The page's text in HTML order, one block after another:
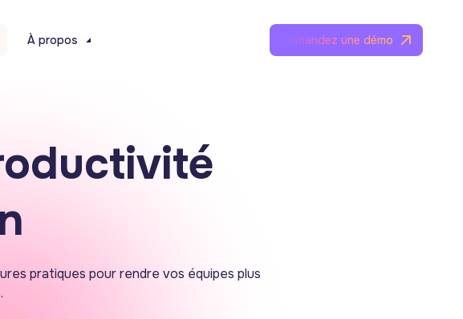
À propos Demandez une démo
pratiques pour rendre vos équipes plus